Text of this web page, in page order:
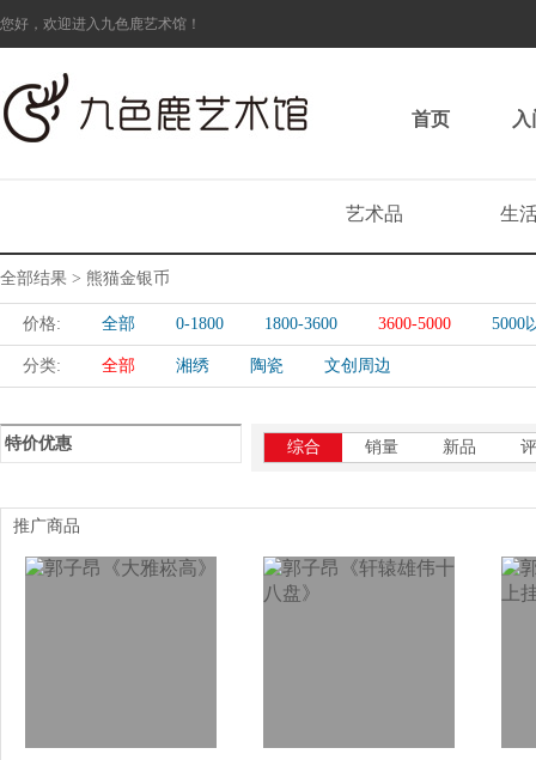
您好，欢迎进入九色鹿艺术馆！
首页
艺术品 生
全部结果 > 熊猫金银币
价格: 全部 0-1800 1800-3600 3600-5000 5000
分类: 全部 湘绣 陶瓷 文创周边
特价优惠 综合 销量 新品
推广商品